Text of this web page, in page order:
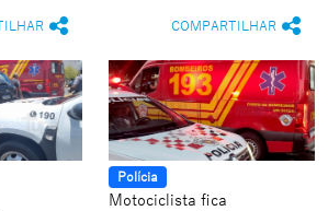
COMPARTILHAR
Polícia
Motociclista fica